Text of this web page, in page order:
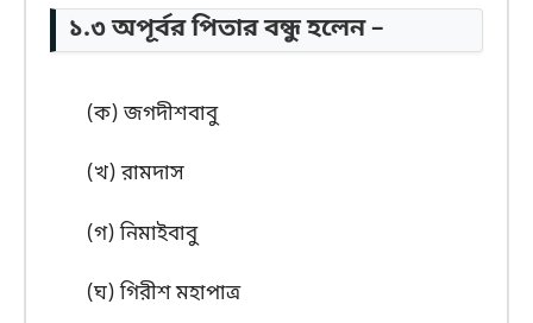
১.৩ অপূর্বর পিতার বন্ধু হলেন –
(ক) জগদীশবাবু
(খ) রামদাস
(গ) নিমাইবাবু
(ঘ) গিরীশ মহাপাত্র